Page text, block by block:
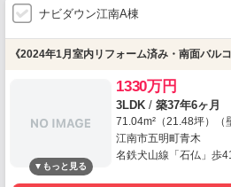
ナビダウン江南A棟
《2024年1月室内リフォーム済み・南面バル
1330万円
3LDK / 築37年6ヶ月
71.04m²（21.48坪）（
江南市五明町青木
名鉄犬山線「石仏」歩